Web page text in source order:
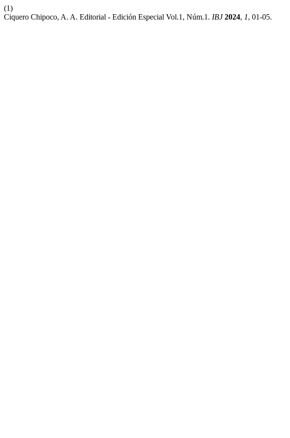
(1)
Ciquero Chipoco, A. A. Editorial - Edición Especial Vol.1, Núm.1. IBJ 2024, 1, 01-05.